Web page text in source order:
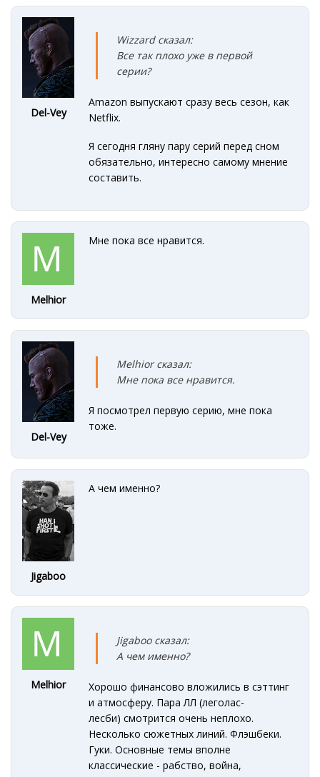
Del-Vey
Wizzard сказал:
Все так плохо уже в первой
серии?
Amazon выпускают сразу весь сезон, как
Netflix.
Я сегодня гляну пару серий перед сном
обязательно, интересно самому мнение
составить.
Melhior
Мне пока все нравится.
Del-Vey
Melhior сказал:
Мне пока все нравится.
Я посмотрел первую серию, мне пока
тоже.
Jigaboo
А чем именно?
Melhior
Jigaboo сказал:
А чем именно?
Хорошо финансово вложились в сэттинг
и атмосферу. Пара ЛЛ (леголас-
лесби) смотрится очень неплохо.
Несколько сюжетных линий. Флэшбеки.
Гуки. Основные темы вполне
классические - рабство, война,